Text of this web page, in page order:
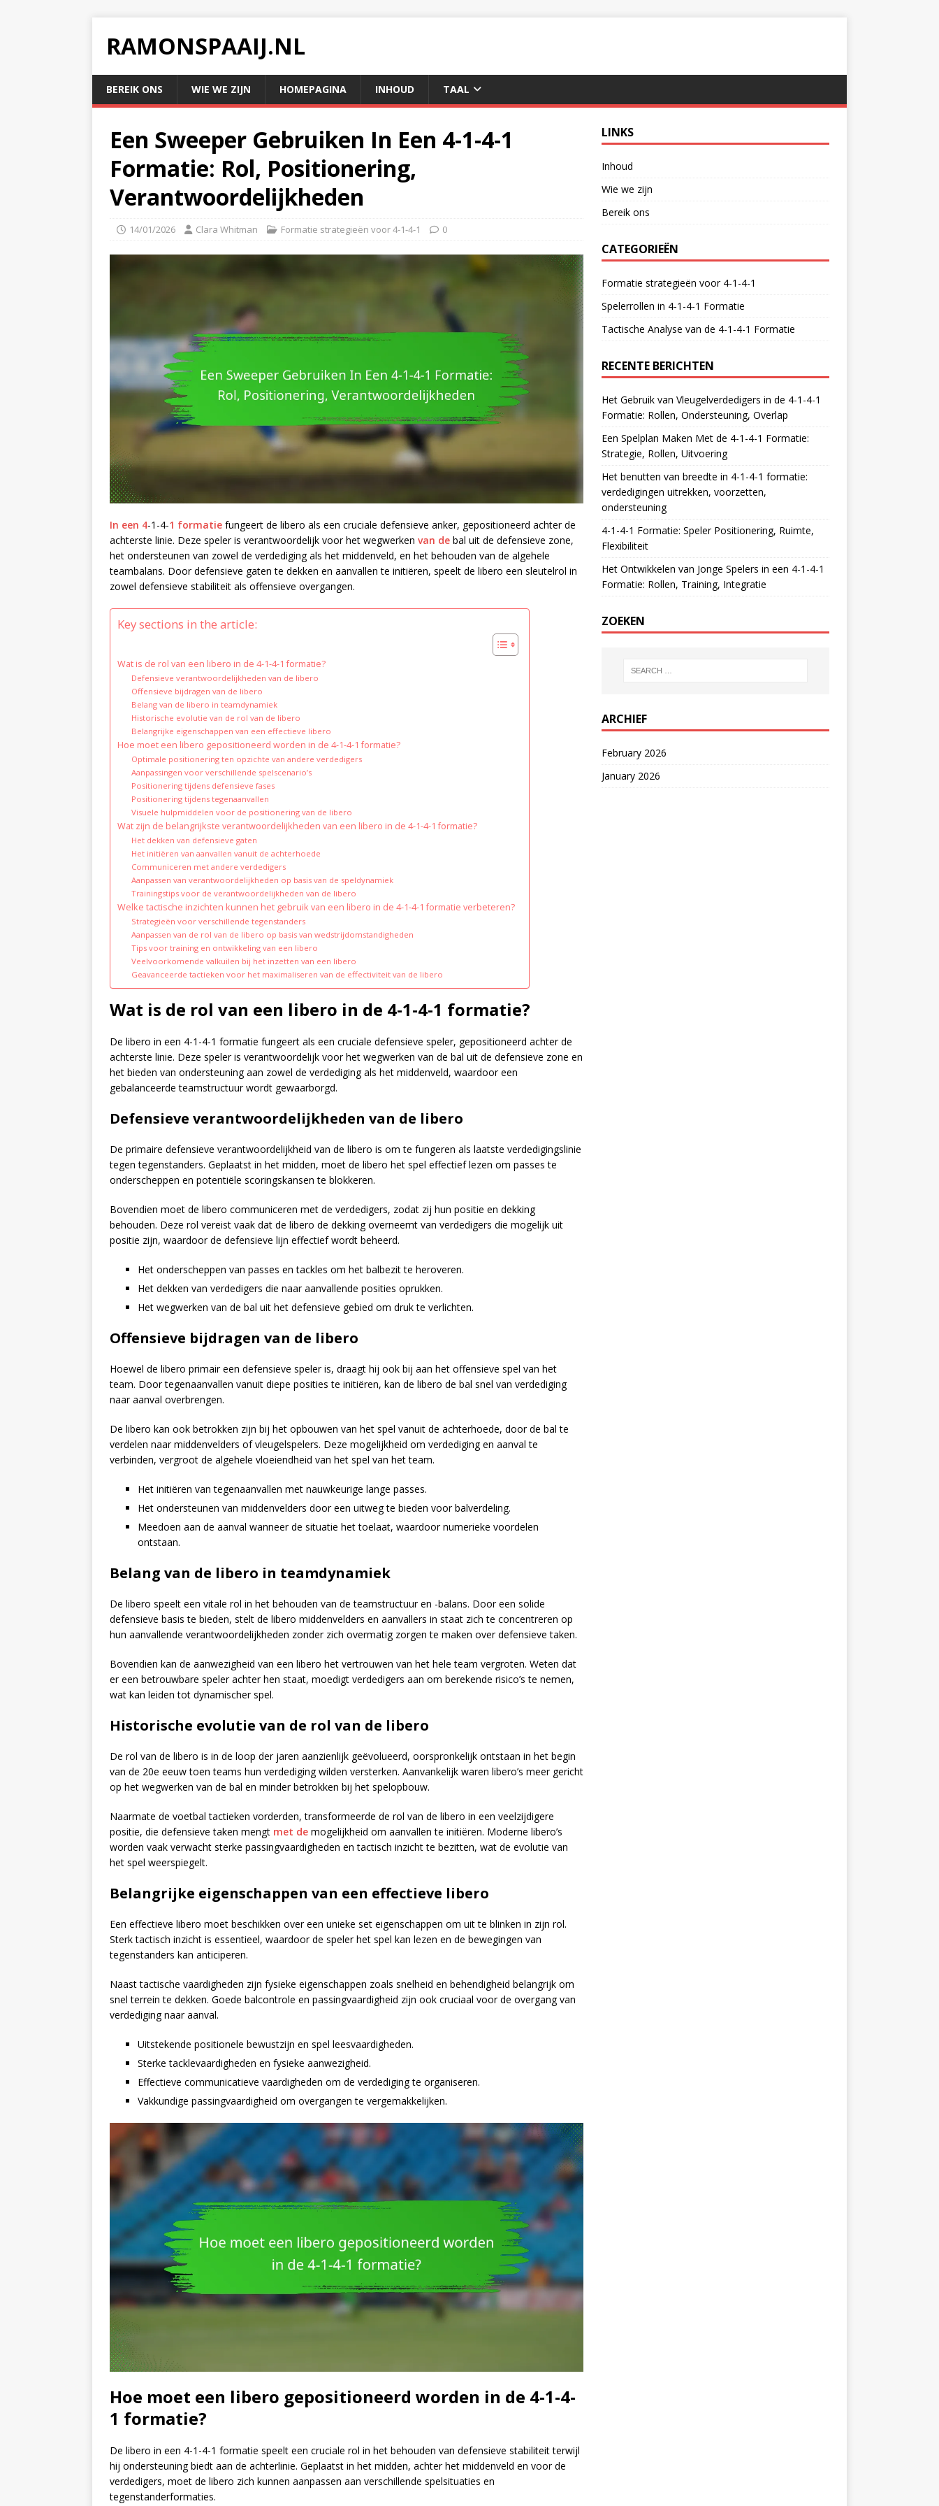
RAMONSPAAIJ.NL
BEREIK ONS WIE WE ZIJN HOMEPAGINA INHOUD TAAL
Een Sweeper Gebruiken In Een 4-1-4-1
Formatie: Rol, Positionering,
Verantwoordelijkheden
14/01/2026 Clara Whitman Formatie strategieën voor 4-1-4-1 0
In een 4-1-4-1 formatie fungeert de libero als een cruciale defensieve anker, gepositioneerd achter de
achterste linie. Deze speler is verantwoordelijk voor het wegwerken van de bal uit de defensieve zone,
het ondersteunen van zowel de verdediging als het middenveld, en het behouden van de algehele
teambalans. Door defensieve gaten te dekken en aanvallen te initiëren, speelt de libero een sleutelrol in
zowel defensieve stabiliteit als offensieve overgangen.
Key sections in the article:
Wat is de rol van een libero in de 4-1-4-1 formatie?
Defensieve verantwoordelijkheden van de libero
Offensieve bijdragen van de libero
Belang van de libero in teamdynamiek
Historische evolutie van de rol van de libero
Belangrijke eigenschappen van een effectieve libero
Hoe moet een libero gepositioneerd worden in de 4-1-4-1 formatie?
Optimale positionering ten opzichte van andere verdedigers
Aanpassingen voor verschillende spelscenario’s
Positionering tijdens defensieve fases
Positionering tijdens tegenaanvallen
Visuele hulpmiddelen voor de positionering van de libero
Wat zijn de belangrijkste verantwoordelijkheden van een libero in de 4-1-4-1 formatie?
Het dekken van defensieve gaten
Het initiëren van aanvallen vanuit de achterhoede
Communiceren met andere verdedigers
Aanpassen van verantwoordelijkheden op basis van de speldynamiek
Trainingstips voor de verantwoordelijkheden van de libero
Welke tactische inzichten kunnen het gebruik van een libero in de 4-1-4-1 formatie verbeteren?
Strategieën voor verschillende tegenstanders
Aanpassen van de rol van de libero op basis van wedstrijdomstandigheden
Tips voor training en ontwikkeling van een libero
Veelvoorkomende valkuilen bij het inzetten van een libero
Geavanceerde tactieken voor het maximaliseren van de effectiviteit van de libero
Wat is de rol van een libero in de 4-1-4-1 formatie?
De libero in een 4-1-4-1 formatie fungeert als een cruciale defensieve speler, gepositioneerd achter de
achterste linie. Deze speler is verantwoordelijk voor het wegwerken van de bal uit de defensieve zone en
het bieden van ondersteuning aan zowel de verdediging als het middenveld, waardoor een
gebalanceerde teamstructuur wordt gewaarborgd.
Defensieve verantwoordelijkheden van de libero
De primaire defensieve verantwoordelijkheid van de libero is om te fungeren als laatste verdedigingslinie
tegen tegenstanders. Geplaatst in het midden, moet de libero het spel effectief lezen om passes te
onderscheppen en potentiële scoringskansen te blokkeren.
Bovendien moet de libero communiceren met de verdedigers, zodat zij hun positie en dekking
behouden. Deze rol vereist vaak dat de libero de dekking overneemt van verdedigers die mogelijk uit
positie zijn, waardoor de defensieve lijn effectief wordt beheerd.
Het onderscheppen van passes en tackles om het balbezit te heroveren.
Het dekken van verdedigers die naar aanvallende posities oprukken.
Het wegwerken van de bal uit het defensieve gebied om druk te verlichten.
Offensieve bijdragen van de libero
Hoewel de libero primair een defensieve speler is, draagt hij ook bij aan het offensieve spel van het
team. Door tegenaanvallen vanuit diepe posities te initiëren, kan de libero de bal snel van verdediging
naar aanval overbrengen.
De libero kan ook betrokken zijn bij het opbouwen van het spel vanuit de achterhoede, door de bal te
verdelen naar middenvelders of vleugelspelers. Deze mogelijkheid om verdediging en aanval te
verbinden, vergroot de algehele vloeiendheid van het spel van het team.
Het initiëren van tegenaanvallen met nauwkeurige lange passes.
Het ondersteunen van middenvelders door een uitweg te bieden voor balverdeling.
Meedoen aan de aanval wanneer de situatie het toelaat, waardoor numerieke voordelen
ontstaan.
Belang van de libero in teamdynamiek
De libero speelt een vitale rol in het behouden van de teamstructuur en -balans. Door een solide
defensieve basis te bieden, stelt de libero middenvelders en aanvallers in staat zich te concentreren op
hun aanvallende verantwoordelijkheden zonder zich overmatig zorgen te maken over defensieve taken.
Bovendien kan de aanwezigheid van een libero het vertrouwen van het hele team vergroten. Weten dat
er een betrouwbare speler achter hen staat, moedigt verdedigers aan om berekende risico’s te nemen,
wat kan leiden tot dynamischer spel.
Historische evolutie van de rol van de libero
De rol van de libero is in de loop der jaren aanzienlijk geëvolueerd, oorspronkelijk ontstaan in het begin
van de 20e eeuw toen teams hun verdediging wilden versterken. Aanvankelijk waren libero’s meer gericht
op het wegwerken van de bal en minder betrokken bij het spelopbouw.
Naarmate de voetbal tactieken vorderden, transformeerde de rol van de libero in een veelzijdigere
positie, die defensieve taken mengt met de mogelijkheid om aanvallen te initiëren. Moderne libero’s
worden vaak verwacht sterke passingvaardigheden en tactisch inzicht te bezitten, wat de evolutie van
het spel weerspiegelt.
Belangrijke eigenschappen van een effectieve libero
Een effectieve libero moet beschikken over een unieke set eigenschappen om uit te blinken in zijn rol.
Sterk tactisch inzicht is essentieel, waardoor de speler het spel kan lezen en de bewegingen van
tegenstanders kan anticiperen.
Naast tactische vaardigheden zijn fysieke eigenschappen zoals snelheid en behendigheid belangrijk om
snel terrein te dekken. Goede balcontrole en passingvaardigheid zijn ook cruciaal voor de overgang van
verdediging naar aanval.
Uitstekende positionele bewustzijn en spel leesvaardigheden.
Sterke tacklevaardigheden en fysieke aanwezigheid.
Effectieve communicatieve vaardigheden om de verdediging te organiseren.
Vakkundige passingvaardigheid om overgangen te vergemakkelijken.
Hoe moet een libero gepositioneerd worden in de 4-1-4-
1 formatie?
De libero in een 4-1-4-1 formatie speelt een cruciale rol in het behouden van defensieve stabiliteit terwijl
hij ondersteuning biedt aan de achterlinie. Geplaatst in het midden, achter het middenveld en voor de
verdedigers, moet de libero zich kunnen aanpassen aan verschillende spelsituaties en
tegenstanderformaties.
LINKS
Inhoud
Wie we zijn
Bereik ons
CATEGORIEËN
Formatie strategieën voor 4-1-4-1
Spelerrollen in 4-1-4-1 Formatie
Tactische Analyse van de 4-1-4-1 Formatie
RECENTE BERICHTEN
Het Gebruik van Vleugelverdedigers in de 4-1-4-1
Formatie: Rollen, Ondersteuning, Overlap
Een Spelplan Maken Met de 4-1-4-1 Formatie:
Strategie, Rollen, Uitvoering
Het benutten van breedte in 4-1-4-1 formatie:
verdedigingen uitrekken, voorzetten,
ondersteuning
4-1-4-1 Formatie: Speler Positionering, Ruimte,
Flexibiliteit
Het Ontwikkelen van Jonge Spelers in een 4-1-4-1
Formatie: Rollen, Training, Integratie
ZOEKEN
ARCHIEF
February 2026
January 2026